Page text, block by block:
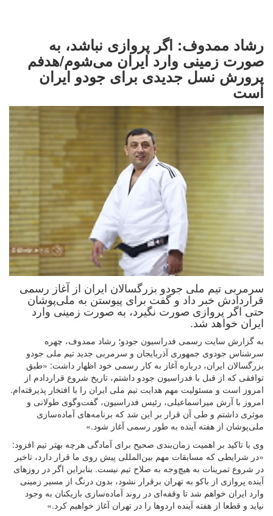
رشاد ممدوف: اگر پروازی نباشد، به
صورت زمینی وارد ایران می‌شوم/هدفم
پرورش نسل جدیدی برای جودو ایران
است
سرمربی تیم ملی جودو بزرگسالان ایران از آغاز رسمی
قراردادش خبر داد و گفت برای پیوستن به ملی‌پوشان
حتی اگر پروازی صورت نگیرد، به صورت زمینی وارد
ایران خواهد شد.
به گزارش سایت رسمی فدراسیون جودو؛ رشاد ممدوف، چهره
سرشناس جودوی جمهوری آذربایجان و سرمربی جدید تیم ملی جودو
بزرگسالان ایران، درباره آغاز به کار رسمی خود اظهار داشت: «طبق
توافقی که از قبل با فدراسیون جودو داشتم، تاریخ شروع قراردادم از
امروز است و مسئولیت مهم هدایت تیم ملی ایران را با افتخار پذیرفته‌ام.
امروز با آرش میراسماعیلی، رئیس فدراسیون، گفت‌وگوی طولانی و
موثری داشتم و طی آن قرار بر این شد که برنامه‌های آماده‌سازی
ملی‌پوشان از هفته آینده به طور رسمی آغاز شود.»
وی با تاکید بر اهمیت زمان‌بندی صحیح برای آمادگی هرچه بهتر تیم افزود:
«در شرایطی که مسابقات مهم بین‌المللی پیش روی ما قرار دارد، تاخیر
در شروع تمرینات به هیچ‌وجه به صلاح تیم نیست. بنابراین اگر در روزهای
آینده پروازی از باکو به تهران برقرار نشود، بدون درنگ از مسیر زمینی
وارد ایران خواهم شد تا وقفه‌ای در روند آماده‌سازی بازیکنان به وجود
نیاید و قطعا از هفته آینده اردوها را در تهران آغاز خواهیم کرد.»